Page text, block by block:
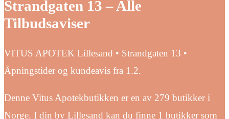
Strandgaten 13 – Alle
Tilbudsaviser
VITUS APOTEK Lillesand • Strandgaten 13 •
Åpningstider og kundeavis fra 1.2.
Denne Vitus Apotekbutikken er en av 279 butikker i
Norge. I din by Lillesand kan du finne 1 butikker som